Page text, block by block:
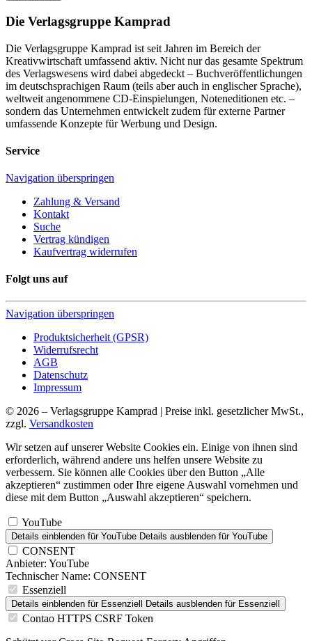
Die Verlagsgruppe Kamprad
Die Verlagsgruppe Kamprad ist seit Jahren im Bereich der
Kreativwirtschaft umfassend aktiv. Nicht nur das gesamte Spektrum
des Verlagswesens wird dabei abgedeckt – Buchveröffentlichungen
im deutschsprachigen Raum (teils aber auch in englischer Sprache),
weltweit angenommene CD-Einspielungen, Noteneditionen etc. –
sondern das Unternehmen entwickelt zudem für externe Partner
umfassende Konzepte für Werbung und Design.
Service
Navigation überspringen
Zahlung & Versand
Kontakt
Suche
Vertrag kündigen
Kaufvertrag widerrufen
Folgt uns auf
Navigation überspringen
Produktsicherheit (GPSR)
Widerrufsrecht
AGB
Datenschutz
Impressum
© 2026 – Verlagsgruppe Kamprad | Preise inkl. gesetzlicher MwSt.,
zzgl. Versandkosten
Wir setzen auf unserer Website Cookies ein. Einige von ihnen sind
erforderlich, während andere uns helfen unsere Website zu
verbessern. Sie können alle Cookies über den Button „Alle
akzeptieren“ zustimmen oder Ihre eigene Auswahl vornehmen und
diese mit dem Button „Auswahl akzeptieren“ speichern.
YouTube
Details einblenden für YouTube Details ausblenden für YouTube
CONSENT
Anbieter: YouTube
Technischer Name: CONSENT
Essenziell
Details einblenden für Essenziell Details ausblenden für Essenziell
Contao HTTPS CSRF Token